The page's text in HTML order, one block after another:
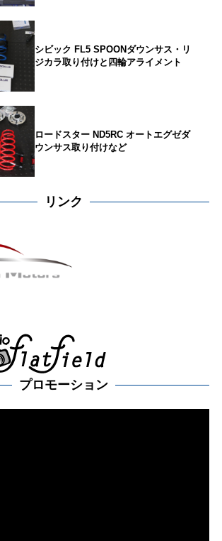
シビック FL5 SPOONダウンサス・リ
ジカラ取り付けと四輪アライメント
ロードスター ND5RC オートエグゼダ
ウンサス取り付けなど
リンク
プロモーション